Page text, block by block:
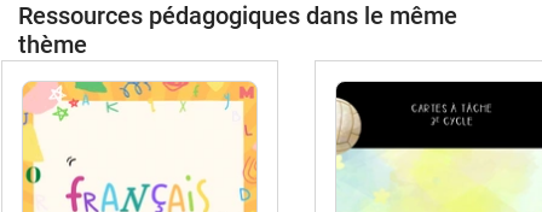
Ressources pédagogiques dans le même
thème